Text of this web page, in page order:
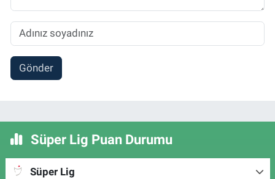
Gönder
Süper Lig Puan Durumu
Süper Lig